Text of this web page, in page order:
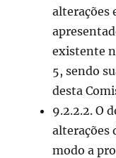
alterações
existente
5, sendo
desta
9.2.2.2. O
alterações
modo a